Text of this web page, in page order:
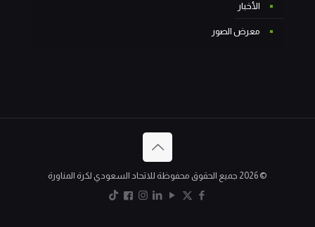
الأخبار
معرض الصور
© 2026 جميع الحقوق محفوظة للاتحاد السعودي لكرة المناورة